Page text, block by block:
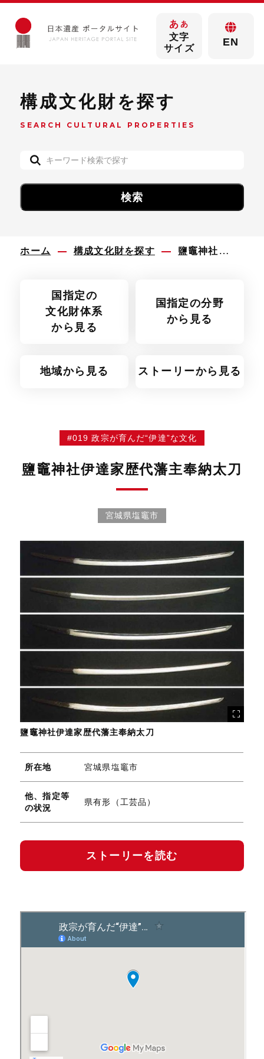
あ あ
文字
サイズ
EN
構成文化財を探す
SEARCH CULTURAL PROPERTIES
ホーム 構成文化財を探す 鹽竈神社伊達家歴代藩主奉納太刀
国指定の
文化財体系
から見る
国指定の分野
から見る
地域から見る ストーリーから見る
#019 政宗が育んだ“伊達”な文化
鹽竈神社伊達家歴代藩主奉納太刀
宮城県塩竈市
鹽竈神社伊達家歴代藩主奉納太刀
所在地 宮城県塩竈市
他、指定等
の状況
県有形（工芸品）
ストーリーを読む